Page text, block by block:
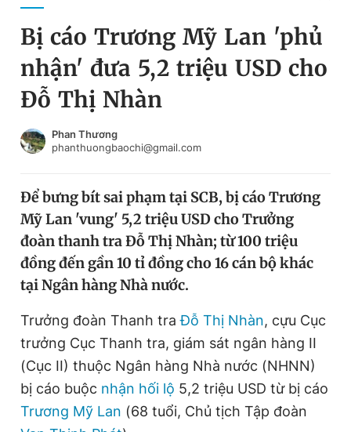
Chuyên mục
Chuyên mục khác
Chào ngày mới
Video Magazine
Sản phẩm khác
Tiện ích Bạn cần biết
Thông tin tòa soạn Liên hệ quảng cáo
Đổi mật khẩu
Tin đã lưu
Tin đã xem
Đăng xuất
Bị cáo Trương Mỹ Lan 'phủ
nhận' đưa 5,2 triệu USD cho
Đỗ Thị Nhàn
Phan Thương
phanthuongbaochi@gmail.com
Để bưng bít sai phạm tại SCB, bị cáo Trương
Mỹ Lan 'vung' 5,2 triệu USD cho Trưởng
đoàn thanh tra Đỗ Thị Nhàn; từ 100 triệu
đồng đến gần 10 tỉ đồng cho 16 cán bộ khác
tại Ngân hàng Nhà nước.
Trưởng đoàn Thanh traĐỗ Thị Nhàn, cựu Cục
trưởng Cục Thanh tra, giám sát ngân hàng II
(Cục II) thuộc Ngân hàng Nhà nước (NHNN)
bị cáo buộc nhận hối lộ 5,2 triệu USD từ bị cáo
Trương Mỹ Lan (68 tuổi, Chủ tịch Tập đoàn